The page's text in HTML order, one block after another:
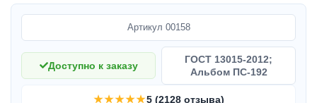
Артикул 00158
Доступно к заказу
ГОСТ 13015-2012;
Альбом ПС-192
★★★★★5 (2128 отзыва)